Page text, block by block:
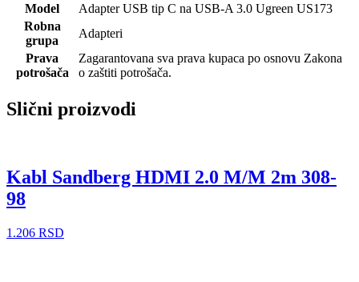
Model
Adapter USB tip C na USB-A 3.0 Ugreen US173
Robna
grupa
Adapteri
Prava
potrošača
Zagarantovana sva prava kupaca po osnovu Zakona
o zaštiti potrošača.
Slični proizvodi
Kabl Sandberg HDMI 2.0 M/M 2m 308-
98
1.206 RSD